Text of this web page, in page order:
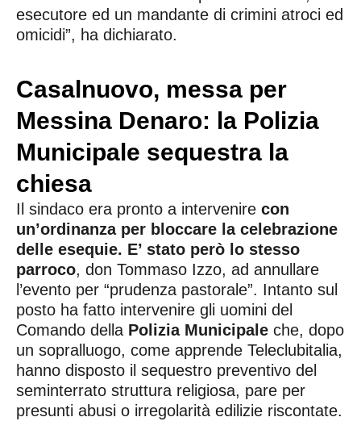
esecutore ed un mandante di crimini atroci ed
omicidi”, ha dichiarato.
Casalnuovo, messa per
Messina Denaro: la Polizia
Municipale sequestra la
chiesa
Il sindaco era pronto a intervenire con
un’ordinanza per bloccare la celebrazione
delle esequie. E’ stato però lo stesso
parroco, don Tommaso Izzo, ad annullare
l’evento per “prudenza pastorale”. Intanto sul
posto ha fatto intervenire gli uomini del
Comando della Polizia Municipale che, dopo
un sopralluogo, come apprende Teleclubitalia,
hanno disposto il sequestro preventivo del
seminterrato struttura religiosa, pare per
presunti abusi o irregolarità edilizie riscontate.